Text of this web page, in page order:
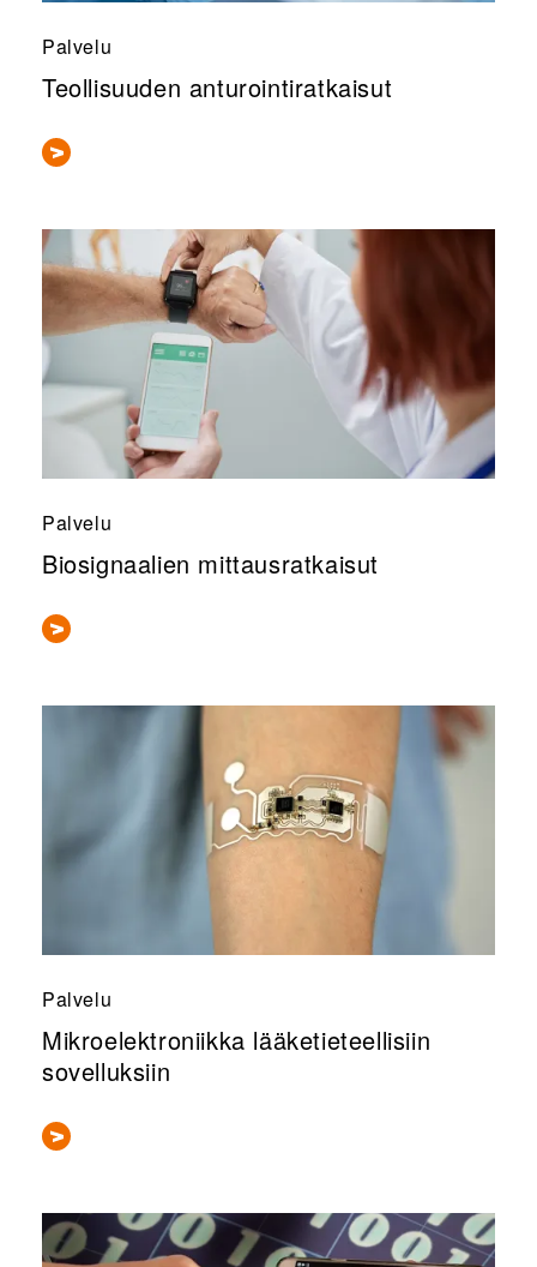
Palvelu
Teollisuuden anturointiratkaisut
Palvelu
Biosignaalien mittausratkaisut
Palvelu
Mikroelektroniikka lääketieteellisiin
sovelluksiin